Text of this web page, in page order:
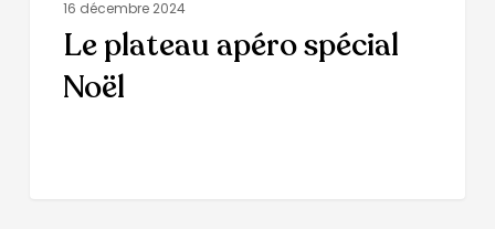
16 décembre 2024
Le plateau apéro spécial
Noël